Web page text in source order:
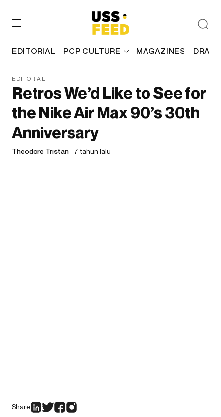
EDITORIAL POP CULTURE MAGAZINES
EDITORIAL
Retros We’d Like to See for
the Nike Air Max 90’s 30th
Anniversary
Theodore Tristan 7 tahun lalu
Share